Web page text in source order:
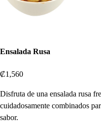
Ensalada Rusa
₡1,560
Disfruta de una ensalada rusa
cuidadosamente combinados
sabor.